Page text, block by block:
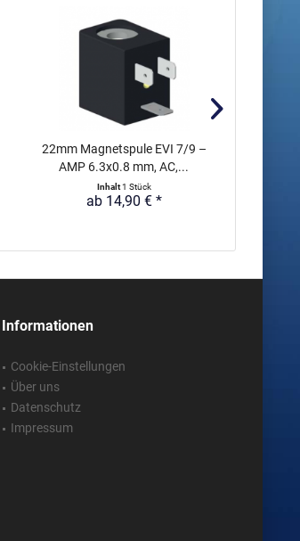
22mm Magnetspule EVI 7/9 –
AMP 6.3x0.8 mm, AC,...
Inhalt1 Stück
ab 14,90 € *
Informationen
Cookie-Einstellungen
Über uns
Datenschutz
Impressum